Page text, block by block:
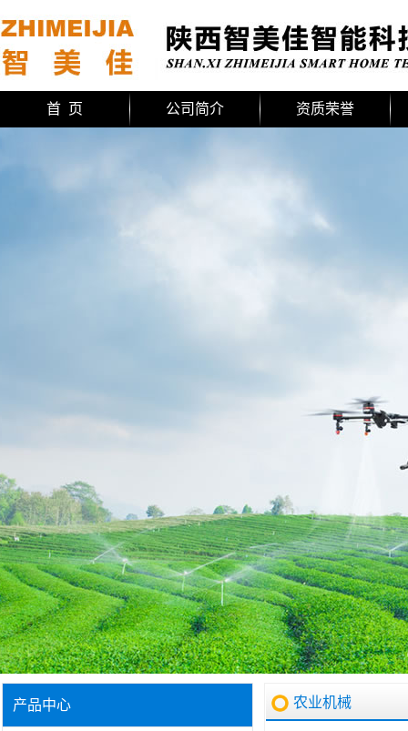
首 页 公司简介 资质荣誉
产品中心 农业机械